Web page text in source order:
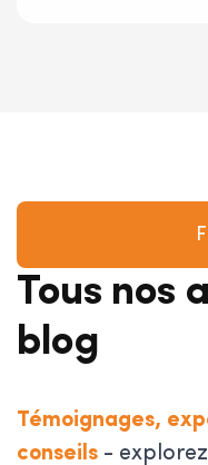
Tous nos
blog
Témoignages,
conseils -